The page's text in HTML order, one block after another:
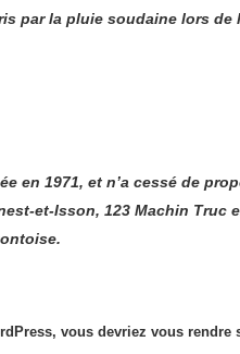
par la pluie soudaine lors
en 1971, et n’a cessé de
et-Isson, 123 Machin
vous devriez vous rendre